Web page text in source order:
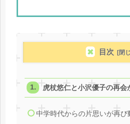
目次
虎杖悠仁と小沢優子の再会
中学時代からの片思いが再び